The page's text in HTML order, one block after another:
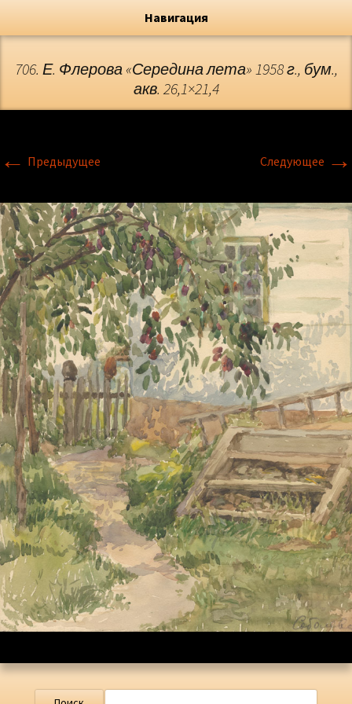
Флёрова Елена Николаевна
Художник, Официальный сайт
Навигация
706. Е. Флерова «Середина лета» 1958 г., бум.,
акв. 26,1×21,4
← Предыдущее Следующее →